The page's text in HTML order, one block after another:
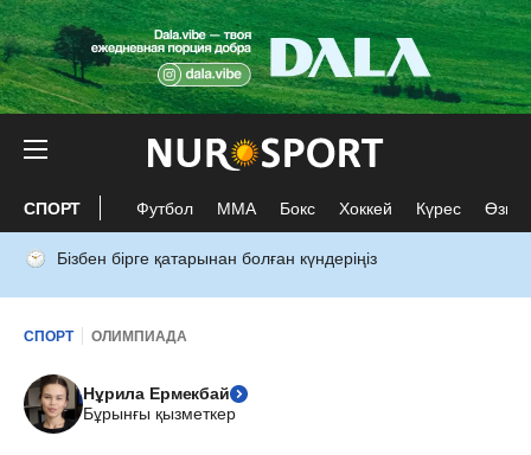
СПОРТ Футбол ММА Бокс Хоккей Күрес Өзге
Бізбен бірге қатарынан болған күндеріңіз
СПОРТ ОЛИМПИАДА
Нұрила Ермекбай
Бұрынғы қызметкер